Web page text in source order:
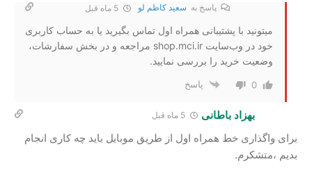
پاسخ به سعید کاظم لو
میتونید با پشتیبانی همراه اول تماس بگیرید یا به حساب کاربری
خود در وب‌سایت shop.mci.ir مراجعه و در بخش سفارشات،
وضعیت خرید را بررسی نمایید.
0 پاسخ
بهزاد باطانی
برای واگذاری خط همراه اول از طریق موبایل باید چه کاری انجام
بدیم ،متشکرم.